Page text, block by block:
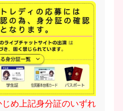
め上記身分証のいずれ